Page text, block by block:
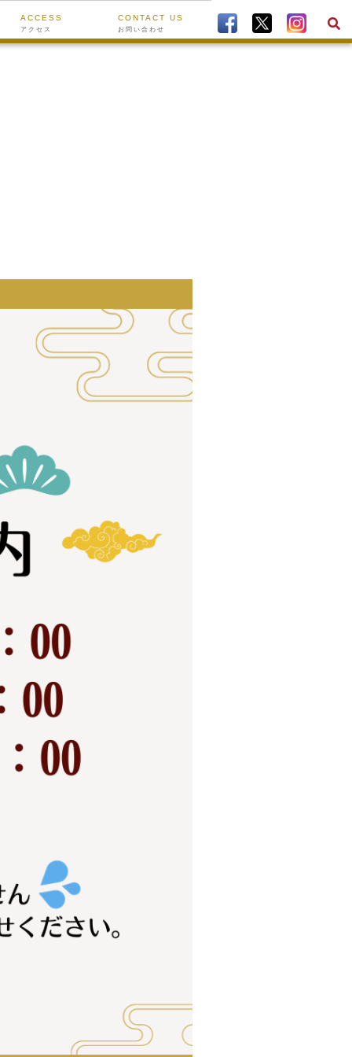
ACCESS
アクセス
CONTACT US
お問い合わせ